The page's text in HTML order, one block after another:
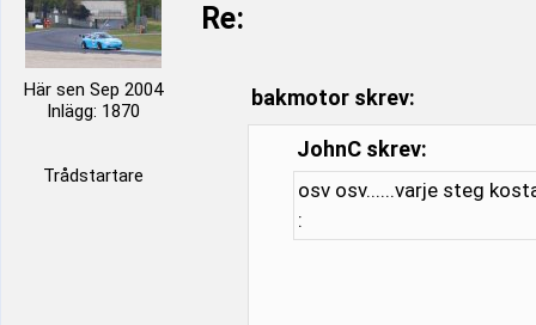
Här sen Sep 2004
Inlägg: 1870
Trådstartare
Re:
bakmotor skrev:
JohnC skrev:
osv osv......varje steg
: